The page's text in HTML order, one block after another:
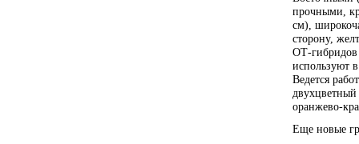
прочными,
см),
сторону,
ОТ-гибридов
используют
Ведется
оранжево-
Еще новые